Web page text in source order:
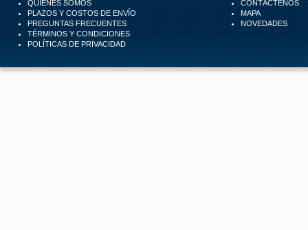
QUIENES SOMOS
PLAZOS Y COSTOS DE ENVÍO
PREGUNTAS FRECUENTES
TÉRMINOS Y CONDICIONES
POLÍTICAS DE PRIVACIDAD
CONTÁCTENOS
MAPA
NOVEDADES